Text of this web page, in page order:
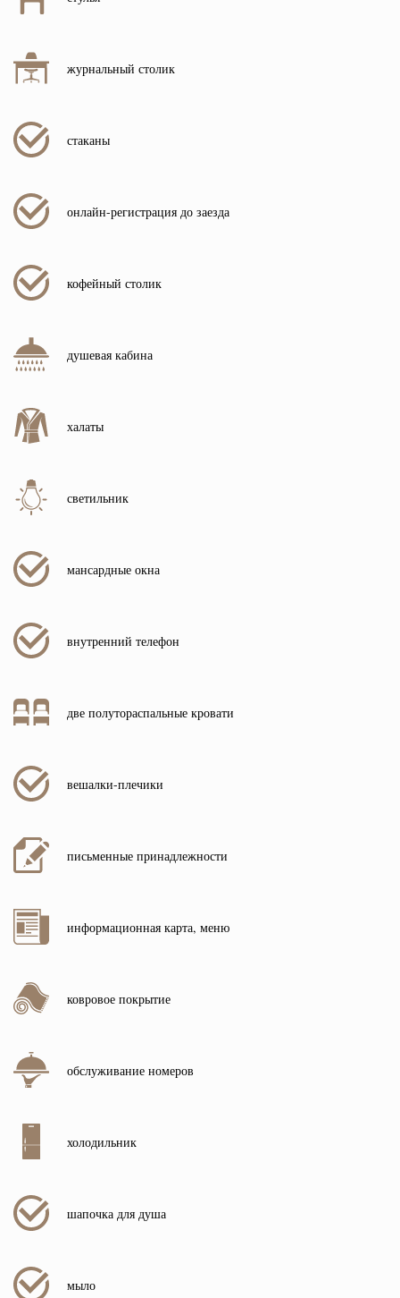
журнальный столик
стаканы
онлайн-регистрация до заезда
кофейный столик
душевая кабина
халаты
светильник
мансардные окна
внутренний телефон
две полутораспальные кровати
вешалки-плечики
письменные принадлежности
информационная карта, меню
ковровое покрытие
обслуживание номеров
холодильник
шапочка для душа
мыло